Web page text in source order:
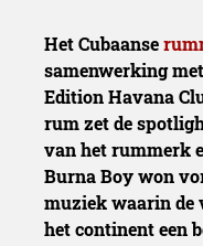
Het Cubaanse
samenwerking
Edition Havana
rum zet de
van het rummerk
Burna Boy won
muziek waarin de
het continent een